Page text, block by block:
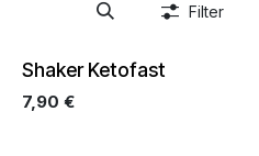
Filter
Shaker Ketofast
7,90 €